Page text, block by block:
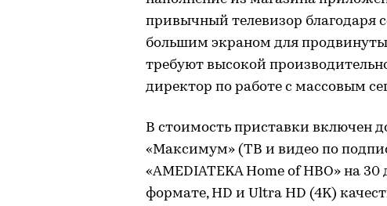
привычный телевизор благодаря
большим экраном для
требуют высокой
директор по работе с массовым
В стоимость приставки включен
«Максимум» (ТВ и видео по
«AMEDIATEKA Home of HBO» на
формате, HD и Ultra HD (4K)